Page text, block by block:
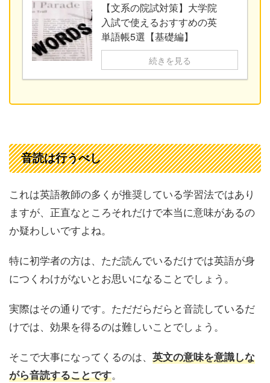
【文系の院試対策】大学院
入試で使えるおすすめの英
単語帳5選【基礎編】
続きを見る
音読は行うべし
これは英語教師の多くが推奨している学習法ではあり
ますが、正直なところそれだけで本当に意味があるの
か疑わしいですよね。
特に初学者の方は、ただ読んでいるだけでは英語が身
につくわけがないとお思いになることでしょう。
実際はその通りです。ただだらだらと音読しているだ
けでは、効果を得るのは難しいことでしょう。
そこで大事になってくるのは、 英文の意味を意識しな
がら音読することです。